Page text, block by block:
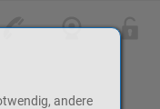
Webcam Login
andere